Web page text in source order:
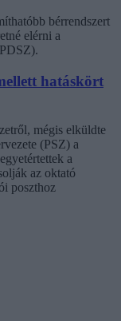
bérrendszert
elérni a
hatáskört
mégis elküldte
(PSZ) a
a
az oktató
poszthoz